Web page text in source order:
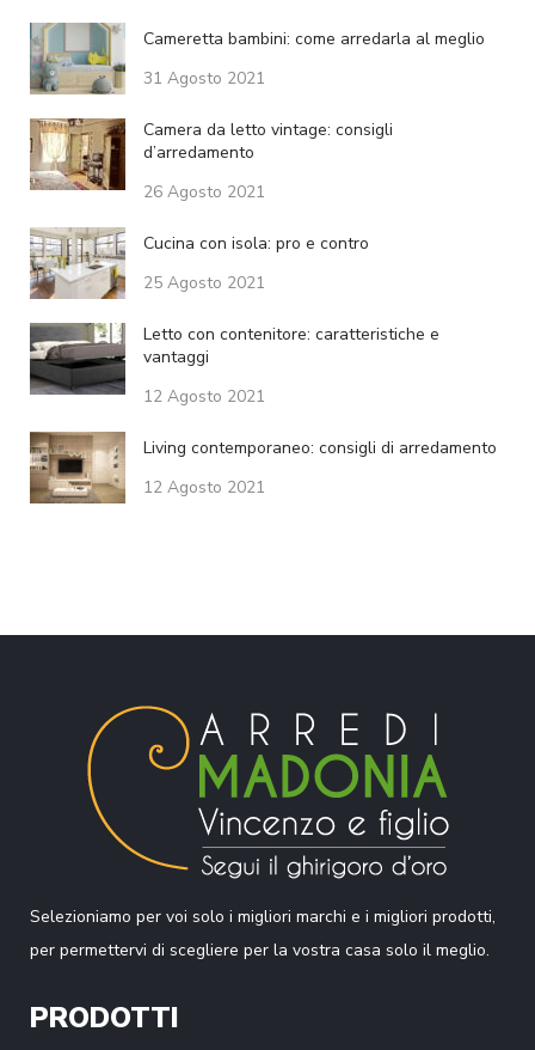
Cameretta bambini: come arredarla al meglio
31 Agosto 2021
Camera da letto vintage: consigli
d’arredamento
26 Agosto 2021
Cucina con isola: pro e contro
25 Agosto 2021
Letto con contenitore: caratteristiche e
vantaggi
12 Agosto 2021
Living contemporaneo: consigli di arredamento
12 Agosto 2021
Selezioniamo per voi solo i migliori marchi e i migliori prodotti,
per permettervi di scegliere per la vostra casa solo il meglio.
PRODOTTI